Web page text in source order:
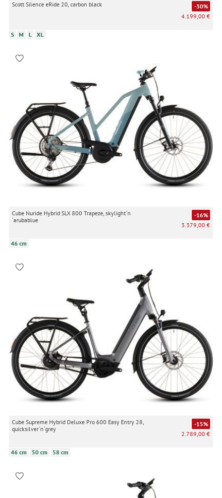
Scott Silence eRide 20, carbon black
-30%
4.199,00 €
S M L XL
Cube Nuride Hybrid SLX 800 Trapeze, skylight´n
´arubablue
-16%
3.379,00 €
46 cm
Cube Supreme Hybrid Deluxe Pro 600 Easy Entry 28,
quicksilver´n´grey
-15%
2.789,00 €
46 cm 50 cm 58 cm